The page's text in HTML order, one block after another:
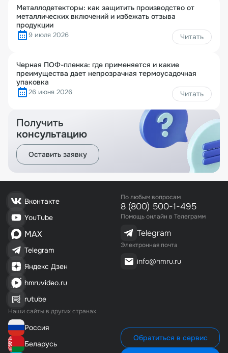
Металлодетекторы: как защитить производство от
металлических включений и избежать отзыва
продукции
9 июля 2026 Читать
Черная ПОФ-пленка: где применяется и какие
преимущества дает непрозрачная термоусадочная
упаковка
26 июня 2026 Читать
Получить
консультацию
Оставить заявку
Вконтакте
YouTube
MAX
Telegram
Яндекс Дзен
hmruvideo.ru
rutube
Наши сайты в других странах
Россия
Беларусь
По любым вопросам
8 (800) 500-1-495
Помощь онлайн в Телеграмм
Telegram
Электронная почта
info@hmru.ru
Обратиться в сервис